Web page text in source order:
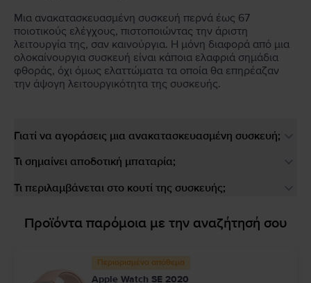
Μια ανακατασκευασμένη συσκευή περνά έως 67
ποιοτικούς ελέγχους, πιστοποιώντας την άριστη
λειτουργία της, σαν καινούργια. Η μόνη διαφορά από μια
ολοκαίνουργια συσκευή είναι κάποια ελαφριά σημάδια
φθοράς, όχι όμως ελαττώματα τα οποία θα επηρέαζαν
την άψογη λειτουργικότητα της συσκευής.
Γιατί να αγοράσεις μια ανακατασκευασμένη συσκευή;
Τι σημαίνει αποδοτική μπαταρία;
Τι περιλαμβάνεται στο κουτί της συσκευής;
Προϊόντα παρόμοια με την αναζήτησή σου
Περιορισμένο απόθεμα
Apple Watch SE 2020